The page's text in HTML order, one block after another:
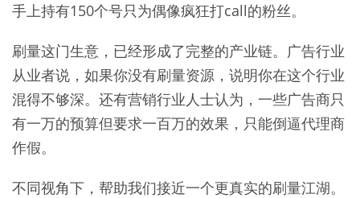
手上持有150个号只为偶像疯狂打call的粉丝。
刷量这门生意，已经形成了完整的产业链。广告行业
从业者说，如果你没有刷量资源，说明你在这个行业
混得不够深。还有营销行业人士认为，一些广告商只
有一万的预算但要求一百万的效果，只能倒逼代理商
作假。
不同视角下，帮助我们接近一个更真实的刷量江湖。